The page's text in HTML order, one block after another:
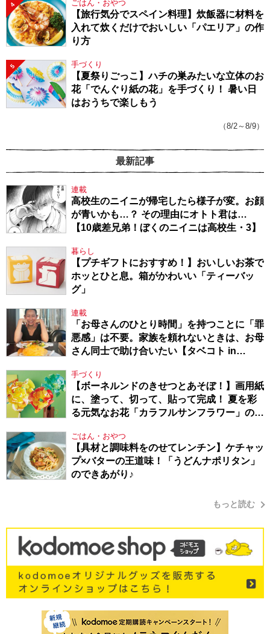
4 ごはん・おやつ
【旅行気分でスペイン料理】炊飯器に材料を
入れて炊くだけでおいしい「パエリア」の作
り方
5 手づくり
【夏祭りごっこ】ハチの巣みたいな立体のお
花「でんぐり紙の花」を手づくり！ 暑い日
はおうちで楽しもう
（8/2～8/9）
最新記事
連載
高校生のニイニが帰宅したら様子が変。お顔
が青いかも…？ その理由にオトト君は…
【10歳差兄弟！ぼくのニイニは高校生・3】
暮らし
【プチギフトにおすすめ！】おいしいお茶で
ホッとひと息。箱がかわいい「ティーバッ
グ」
連載
「お母さんのひとり時間」を持つことに「罪
悪感」は不要。家族を頼れないときは、お母
さん同士で助け合いたい【タベコト in
手づくり
【ボーネルンドのきせつとあそぼ！】画用紙
に、塗って、切って、貼って完成！ 夏を彩
る元気なお花「カラフルサンフラワー」の作
ごはん・おやつ
【具材と調味料をのせてレンチン】ケチャッ
プ×バターの王道味！「うどんナポリタン」
のできあがり♪
もっと読む